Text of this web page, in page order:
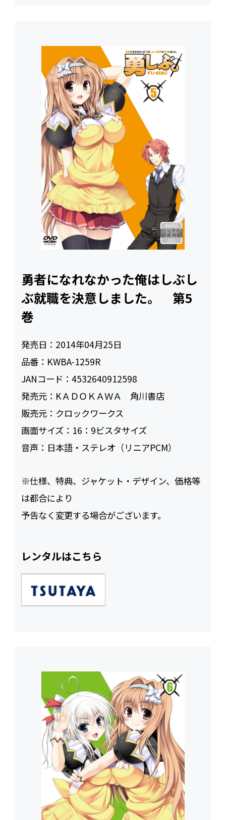
勇者になれなかった俺はしぶし
ぶ就職を決意しました。 第5
巻
発売日： 2014年04月25日
品番： KWBA-1259R
JANコード：4532640912598
発売元： KＡＤＯＫＡＷＡ 角川書店
販売元： クロックワークス
画面サイズ： 16：9ビスタサイズ
音声： 日本語・ステレオ（リニアPCM）
※仕様、特典、ジャケット・デザイン、価格等
は都合により
予告なく変更する場合がございます。
レンタルはこちら